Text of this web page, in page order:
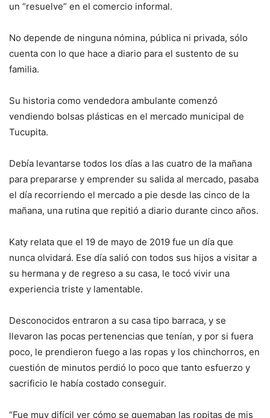
un “resuelve” en el comercio informal.
No depende de ninguna nómina, pública ni privada, sólo
cuenta con lo que hace a diario para el sustento de su
familia.
Su historia como vendedora ambulante comenzó
vendiendo bolsas plásticas en el mercado municipal de
Tucupita.
Debía levantarse todos los días a las cuatro de la mañana
para prepararse y emprender su salida al mercado, pasaba
el día recorriendo el mercado a pie desde las cinco de la
mañana, una rutina que repitió a diario durante cinco años.
Katy relata que el 19 de mayo de 2019 fue un día que
nunca olvidará. Ese día salió con todos sus hijos a visitar a
su hermana y de regreso a su casa, le tocó vivir una
experiencia triste y lamentable.
Desconocidos entraron a su casa tipo barraca, y se
llevaron las pocas pertenencias que tenían, y por si fuera
poco, le prendieron fuego a las ropas y los chinchorros, en
cuestión de minutos perdió lo poco que tanto esfuerzo y
sacrificio le había costado conseguir.
“Fue muy difícil ver cómo se quemaban las ropitas de mis